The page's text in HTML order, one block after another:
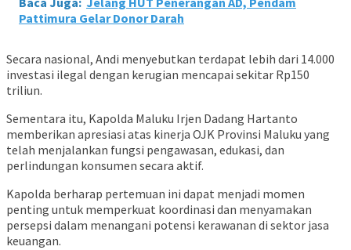
Pattimura Gelar Donor Darah
Secara nasional, Andi menyebutkan terdapat lebih dari 14.000
investasi ilegal dengan kerugian mencapai sekitar Rp150
triliun.
Sementara itu, Kapolda Maluku Irjen Dadang Hartanto
memberikan apresiasi atas kinerja OJK Provinsi Maluku yang
telah menjalankan fungsi pengawasan, edukasi, dan
perlindungan konsumen secara aktif.
Kapolda berharap pertemuan ini dapat menjadi momen
penting untuk memperkuat koordinasi dan menyamakan
persepsi dalam menangani potensi kerawanan di sektor jasa
keuangan.